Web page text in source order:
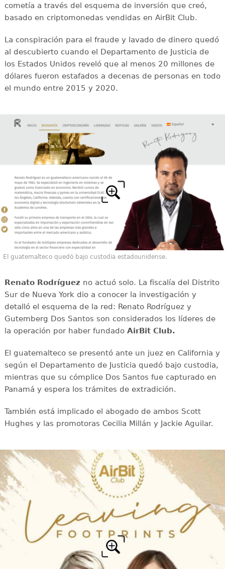
cometía a través del esquema de inversión que creó,
basado en criptomonedas vendidas en AirBit Club.
La conspiración para el fraude y lavado de dinero quedó
al descubierto cuando el Departamento de Justicia de
los Estados Unidos reveló que al menos 20 millones de
dólares fueron estafados a decenas de personas en todo
el mundo entre 2015 y 2020.
El guatemalteco quedó bajo custodia estadounidense.
Renato Rodríguez no actuó solo. La fiscalía del Distrito
Sur de Nueva York dio a conocer la investigación y
detalló el esquema de la red: Renato Rodríguez y
Gutemberg Dos Santos son considerados los líderes de
la operación por haber fundado AirBit Club.
El guatemalteco se presentó ante un juez en California y
según el Departamento de Justicia quedó bajo custodia,
mientras que su cómplice Dos Santos fue capturado en
Panamá y espera los trámites de extradición.
También está implicado el abogado de ambos Scott
Hughes y las promotoras Cecilia Millán y Jackie Aguilar.